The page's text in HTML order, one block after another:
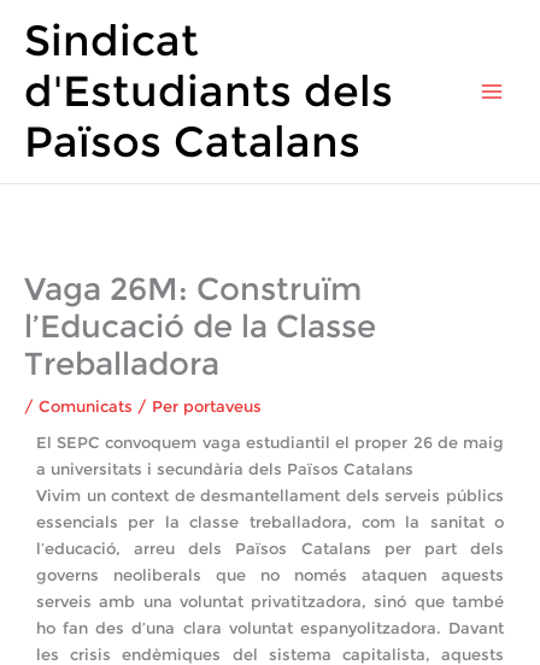
Sindicat
d'Estudiants dels
Països Catalans
Vaga 26M: Construïm
l’Educació de la Classe
Treballadora
/Comunicats / Per portaveus
El SEPC convoquem vaga estudiantil el proper 26 de maig
a universitats i secundària dels Països Catalans
Vivim un context de desmantellament dels serveis públics
essencials per la classe treballadora, com la sanitat o
l’educació, arreu dels Països Catalans per part dels
governs neoliberals que no només ataquen aquests
serveis amb una voluntat privatitzadora, sinó que també
ho fan des d’una clara voluntat espanyolitzadora. Davant
les crisis endèmiques del sistema capitalista, aquests